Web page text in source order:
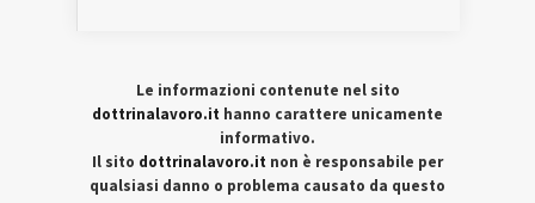
Le informazioni contenute nel sito
dottrinalavoro.it hanno carattere unicamente
informativo.
Il sito dottrinalavoro.it non è responsabile per
qualsiasi danno o problema causato da questo